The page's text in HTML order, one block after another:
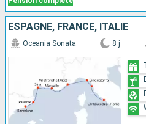
ESPAGNE, FRANCE, ITALIE
Oceania Sonata 8 j